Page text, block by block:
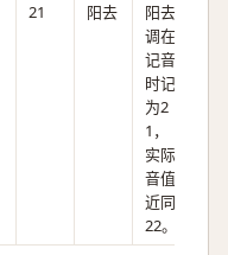
21 阳去
阳去
调在
记音
时记
为2
1，
实际
音值
近同
22。